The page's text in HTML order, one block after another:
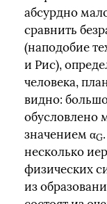
абсурдно
сравнить
(наподобие
и Рис),
человека,
видно:
обусловлено
значением αG
несколько
физических
из